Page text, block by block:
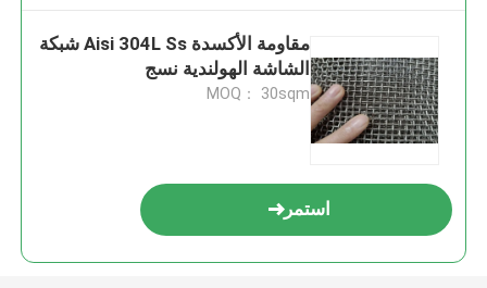
مقاومة الأكسدة Aisi 304L Ss شبكة
الشاشة الهولندية نسج
MOQ： 30sqm
استمر